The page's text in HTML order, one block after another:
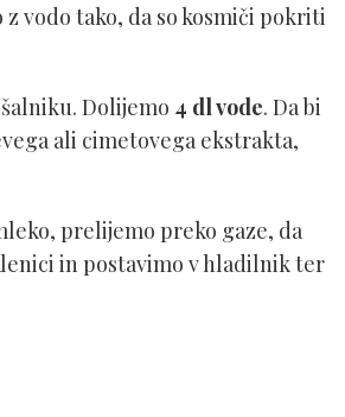
vodo tako, da so kosmiči pokriti
Dolijemo 4 dl vode. Da bi
ali cimetovega ekstrakta,
prelijemo preko gaze, da
in postavimo v hladilnik ter